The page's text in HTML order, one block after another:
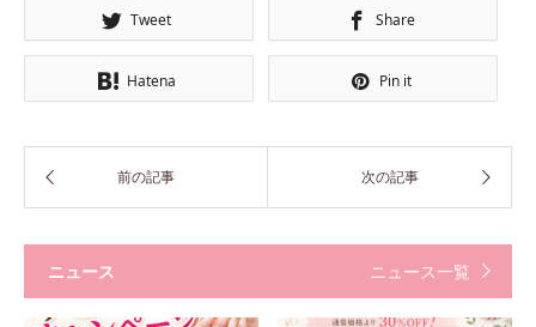
Tweet Share
Hatena Pin it
ニュース ニュース一覧